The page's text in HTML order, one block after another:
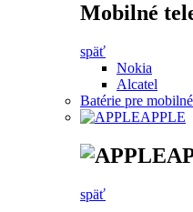
Mobilné
späť
Nokia
Alcatel
Batérie pre
APPLE
späť